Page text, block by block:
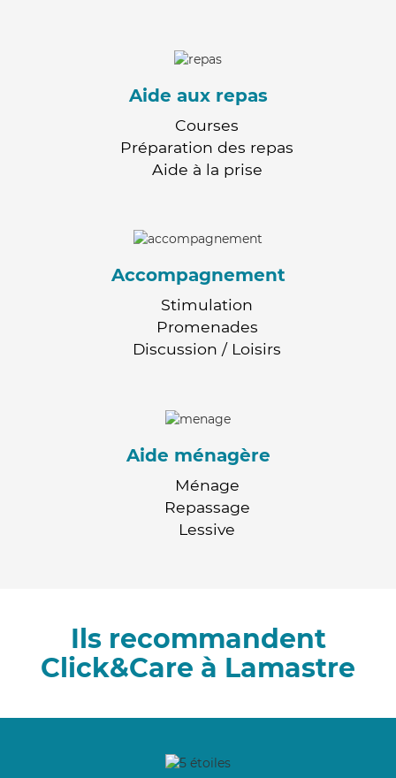
Aide aux repas
Courses
Préparation des repas
Aide à la prise
Accompagnement
Stimulation
Promenades
Discussion / Loisirs
Aide ménagère
Ménage
Repassage
Lessive
Ils recommandent
Click&Care à Lamastre